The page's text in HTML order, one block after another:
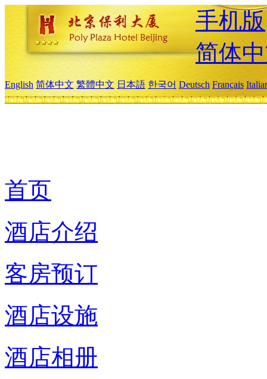
手机版
简体
English 简体中文 繁體中文 日本語 한국어 Deutsch Français
首页
酒店介绍
客房预订
酒店设施
酒店相册